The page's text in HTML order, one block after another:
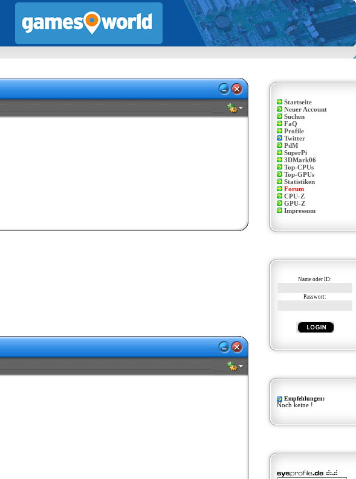
Startseite
Neuer Account
Suchen
FaQ
Profile
Twitter
PdM
SuperPi
3DMark06
Top-CPUs
Top-GPUs
Statistiken
Forum
CPU-Z
GPU-Z
Impressum
Name oder ID:
Passwort:
Empfehlungen:
Noch keine !